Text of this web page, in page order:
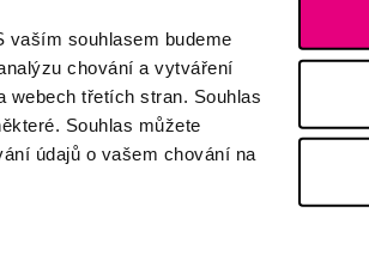
vaším souhlasem budeme
chování a vytváření
třetích stran. Souhlas
Souhlas můžete
údajů o vašem chování na